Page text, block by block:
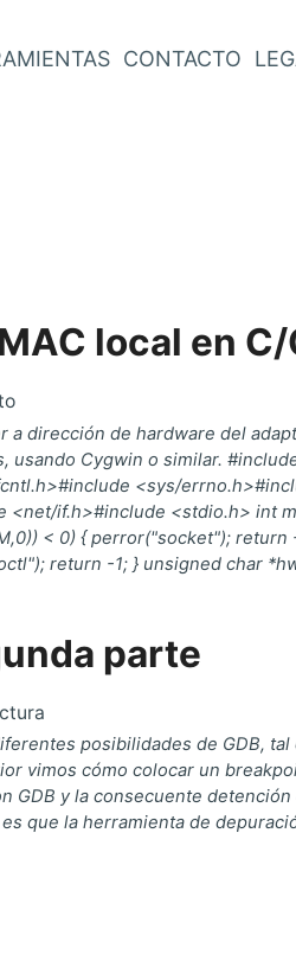
CONTACTO
local en
dirección de hardware del
usando Cygwin o similar.
<sys/
if.h>#include <stdio.h> int
< 0) { perror("socket");
return -1; } unsigned char
parte
posibilidades de GDB,
vimos cómo colocar un
GDB y la consecuente
que la herramienta de